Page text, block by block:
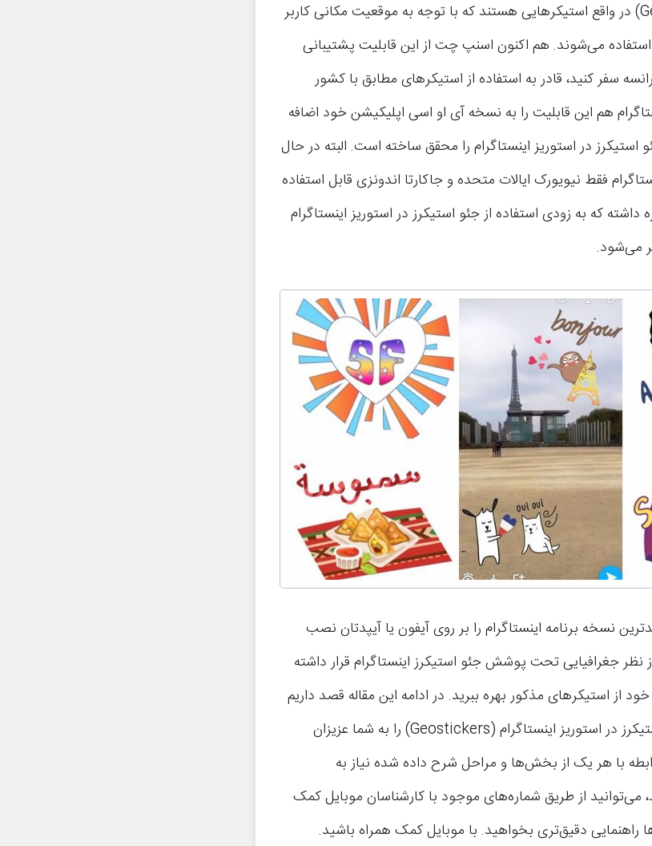
جئو استیکرز (Geostickers) در واقع استیکرهایی هستند که با توجه به موقعیت مکانی کاربر
استفاده می‌شوند. هم اکنون اسنپ چت از این قابلیت پشتیبانی
سفر کنید، قادر به استفاده از استیکرهای مطابق با کشور
هم این قابلیت را به نسخه آی او اسی اپلیکیشن خود اضافه
استیکرز در استوریز اینستاگرام را محقق ساخته است. البته در حال
فقط نیویورک ایالات متحده و جاکارتا اندونزی قابل استفاده
داشته که به زودی استفاده از جئو استیکرز در استوریز اینستاگرام
می‌شود.
نسخه برنامه اینستاگرام را بر روی آیفون یا آیپدتان نصب
نظر جغرافیایی تحت پوشش جئو استیکرز اینستاگرام قرار داشته
از استیکرهای مذکور بهره ببرید. در ادامه این مقاله قصد داریم
که نحوه استفاده از جئو استیکرز در استوریز اینستاگرام (Geostickers) را به شما عزیزان
با هر یک از بخش‌ها و مراحل شرح داده شده نیاز به
از طریق شماره‌های موجود با کارشناسان موبایل کمک
دقیق‌تری بخواهید. با موبایل کمک همراه باشید.